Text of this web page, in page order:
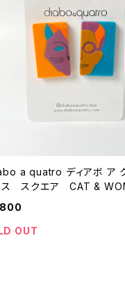
a quatro ディアボ ア
ス スクエア CAT &
OUT